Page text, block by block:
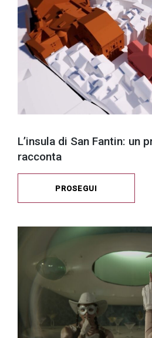
L’insula di San Fantin: un
racconta
PROSEGUI